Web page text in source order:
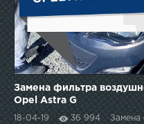
Замена фильтра
Opel Astra G
18-04-19 36 994 Замена